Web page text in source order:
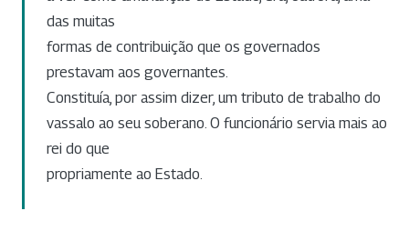
das muitas
formas de contribuição que os governados
prestavam aos governantes.
Constituía, por assim dizer, um tributo de trabalho do
vassalo ao seu soberano. O funcionário servia mais ao
rei do que
propriamente ao Estado.